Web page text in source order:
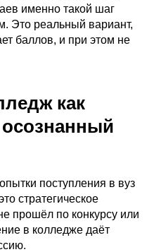
именно такой шаг
Это реальный вариант,
баллов, и при этом не
как
поступления в вуз
стратегическое
прошёл по конкурсу или
в колледже даёт